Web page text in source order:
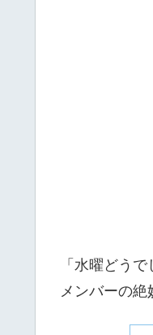
「水曜どう
メンバーの